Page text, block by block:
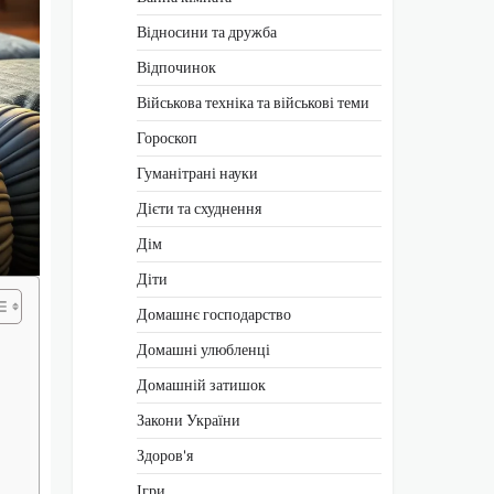
Відносини та дружба
Відпочинок
Військова техніка та військові теми
Гороскоп
Гуманітрані науки
Дієти та схуднення
Дім
Діти
Домашнє господарство
Домашні улюбленці
Домашній затишок
Закони України
Здоров'я